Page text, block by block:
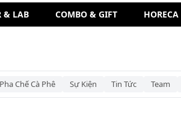
& LAB COMBO & GIFT HORECA
Pha Chế Cà Phê Sự Kiện Tin Tức Team